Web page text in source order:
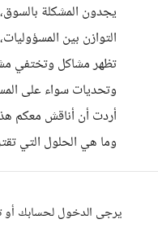
يجدون المشكلة
التوازن بين
تظهر مشاكل وتختفي
وتحديات سواء على
أردت أن أناقش معكم
وما هي الحلول التي
يرجى الدخول لحسابك